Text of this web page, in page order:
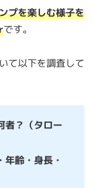
プを楽しむ様子を
です。
て以下を調査して
者？（タロー
齢・身長・